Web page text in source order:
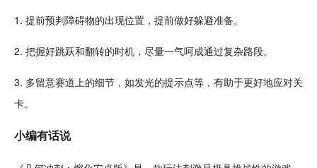
1. 提前预判障碍物的出现位置，提前做好躲避准备。
2. 把握好跳跃和翻转的时机，尽量一气呵成通过复杂路段。
3. 多留意赛道上的细节，如发光的提示点等，有助于更好地应对关
卡。
小编有话说